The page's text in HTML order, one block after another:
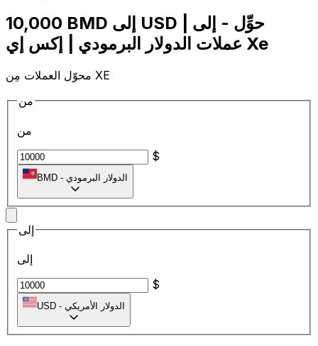
10,000 BMD إلى USD | حوِّل - إلى
عملات الدولار البرمودي | إكس إي Xe
محوّل العملات مِن XE
من
من
$
BMD - الدولار البرمودي
إلى
إلى
$
USD - الدولار الأمريكي